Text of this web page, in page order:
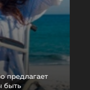
предлагает
быть